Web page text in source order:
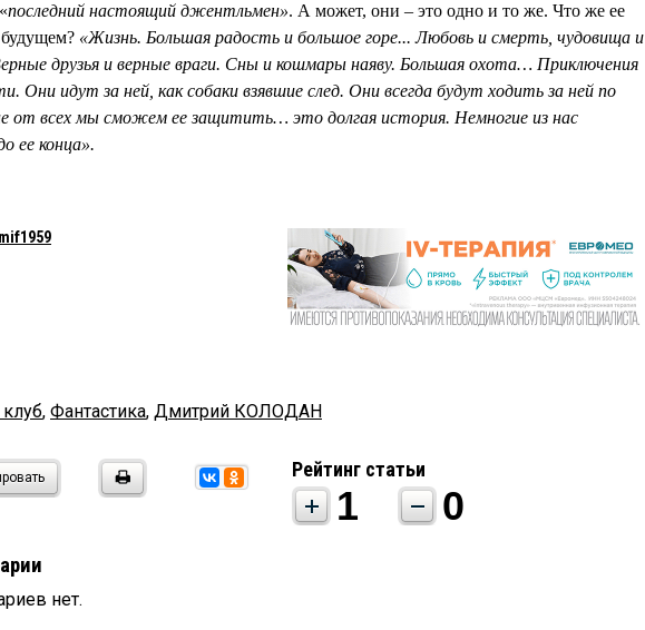
последний настоящий джентльмен». А может, они – это одно и то же. Что же ее
«Жизнь. Большая радость и большое горе... Любовь и смерть, чудовища и
друзья и верные враги. Сны и кошмары наяву. Большая охота… Приключения
Они идут за ней, как собаки взявшие след. Они всегда будут ходить за ней по
от всех мы сможем ее защитить… это долгая история. Немногие из нас
ее конца».
mif1959
, Фантастика, Дмитрий КОЛОДАН
Рейтинг статьи
1 0
нет.